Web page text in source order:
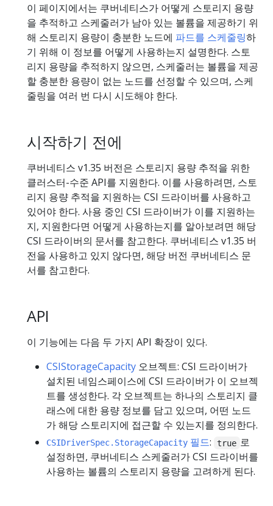
이 페이지에서는 쿠버네티스가 어떻게 스토리지 용량
을 추적하고 스케줄러가 남아 있는 볼륨을 제공하기 위
해 스토리지 용량이 충분한 노드에 파드를 스케줄링하
기 위해 이 정보를 어떻게 사용하는지 설명한다. 스토
리지 용량을 추적하지 않으면, 스케줄러는 볼륨을 제공
할 충분한 용량이 없는 노드를 선정할 수 있으며, 스케
줄링을 여러 번 다시 시도해야 한다.
시작하기 전에
쿠버네티스 v1.35 버전은 스토리지 용량 추적을 위한
클러스터-수준 API를 지원한다. 이를 사용하려면, 스토
리지 용량 추적을 지원하는 CSI 드라이버를 사용하고
있어야 한다. 사용 중인 CSI 드라이버가 이를 지원하는
지, 지원한다면 어떻게 사용하는지를 알아보려면 해당
CSI 드라이버의 문서를 참고한다. 쿠버네티스 v1.35 버
전을 사용하고 있지 않다면, 해당 버전 쿠버네티스 문
서를 참고한다.
API
이 기능에는 다음 두 가지 API 확장이 있다.
CSIStorageCapacity 오브젝트: CSI 드라이버가
설치된 네임스페이스에 CSI 드라이버가 이 오브젝
트를 생성한다. 각 오브젝트는 하나의 스토리지 클
래스에 대한 용량 정보를 담고 있으며, 어떤 노드
가 해당 스토리지에 접근할 수 있는지를 정의한다.
CSIDriverSpec.StorageCapacity 필드: true 로
설정하면, 쿠버네티스 스케줄러가 CSI 드라이버를
사용하는 볼륨의 스토리지 용량을 고려하게 된다.